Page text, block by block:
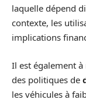
laquelle dépend
contexte, les
implications
Il est également
des politiques de
les véhicules à